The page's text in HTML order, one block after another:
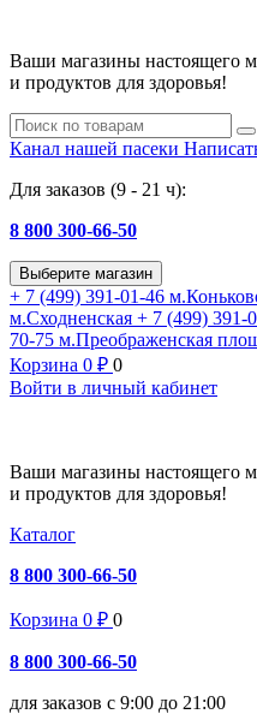
Ваши магазины настоящего
и продуктов для здоровья!
Канал нашей пасеки
Для заказов (9 - 21 ч):
8 800 300-66-50
Выберите магазин
+ 7 (499) 391-01-46
м.Сходненская + 7 (499) 391-
70-75 м.Преображенская
Корзина 0 ₽ 0
Войти в личный кабинет
Ваши магазины настоящего
и продуктов для здоровья!
Каталог
8 800 300-66-50
Корзина 0 ₽ 0
8 800 300-66-50
для заказов с 9:00 до 21:00